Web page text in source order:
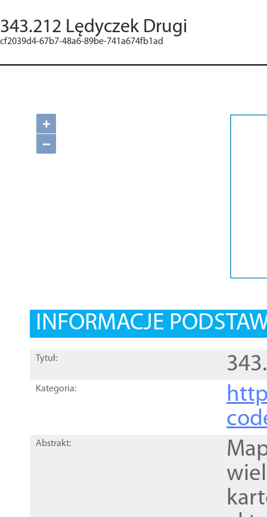
343.212 Lędyczek Drugi
cf2039d4-67b7-48a6-89be-741a674fb1ad
+
−
INFORMACJE
Tytuł:
Kategoria:
Abstrakt: